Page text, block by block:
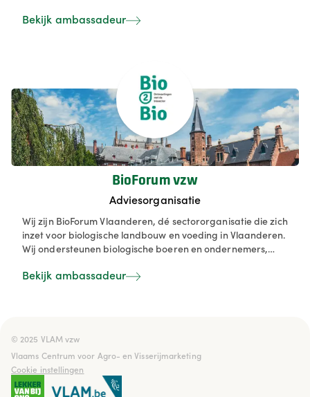
verwerking van peulvruchten, maar er zijn ook
Bekijk ambassadeur
BioForum vzw
Adviesorganisatie
Wij zijn BioForum Vlaanderen, dé sectororganisatie die zich
inzet voor biologische landbouw en voeding in Vlaanderen.
Wij ondersteunen biologische boeren en ondernemers,
consumenten actief over de voordelen van biologische
Bekijk ambassadeur
© 2025 VLAM vzw
Vlaams Centrum voor Agro- en Visserijmarketing
Cookie instellingen